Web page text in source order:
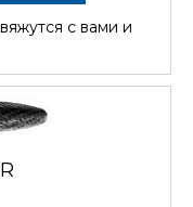
с вами и